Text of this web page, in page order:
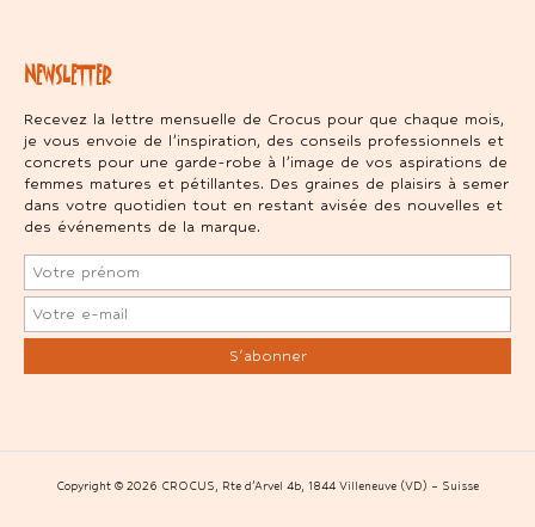
NEWSLETTER
Recevez la lettre mensuelle de Crocus pour que chaque mois,
je vous envoie de l’inspiration, des conseils professionnels et
concrets pour une garde-robe à l’image de vos aspirations de
femmes matures et pétillantes. Des graines de plaisirs à semer
dans votre quotidien tout en restant avisée des nouvelles et
des événements de la marque.
Copyright © 2026 CROCUS, Rte d’Arvel 4b, 1844 Villeneuve (VD) – Suisse